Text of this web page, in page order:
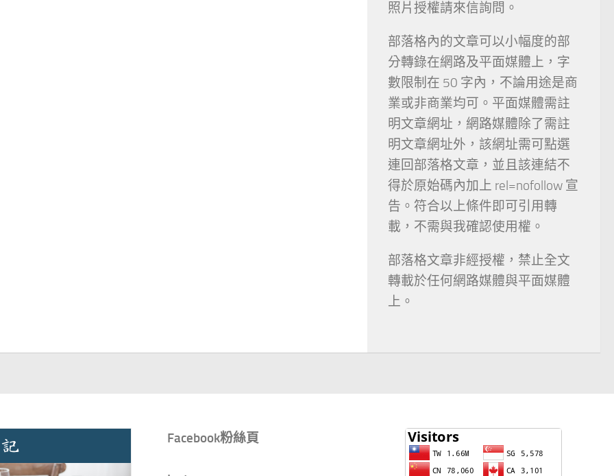
照片授權請來信詢問。
部落格內的文章可以小幅度的部
分轉錄在網路及平面媒體上，字
數限制在 50 字內，不論用途是商
業或非商業均可。平面媒體需註
明文章網址，網路媒體除了需註
明文章網址外，該網址需可點選
連回部落格文章，並且該連結不
得於原始碼內加上 rel=nofollow 宣
告。符合以上條件即可引用轉
載，不需與我確認使用權。
部落格文章非經授權，禁止全文
轉載於任何網路媒體與平面媒體
上。
Facebook粉絲頁